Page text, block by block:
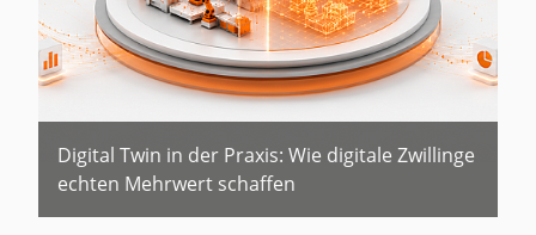
Digital Twin in der Praxis: Wie digitale Zwillinge
echten Mehrwert schaffen